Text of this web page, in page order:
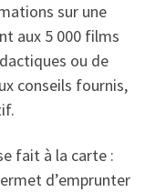
sur une
aux 5 000 films
ou de
conseils fournis,
fait à la carte :
d’emprunter